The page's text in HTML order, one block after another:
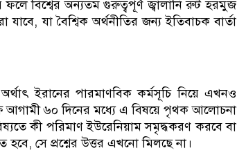
বিশ্বের অন্যতম গুরুত্বপূর্ণ জ্বালানি রুট হরমুজ
যাবে, যা বৈশ্বিক অর্থনীতির জন্য ইতিবাচক বার্তা
ইরানের পারমাণবিক কর্মসূচি নিয়ে এখনও
আগামী ৬০ দিনের মধ্যে এ বিষয়ে পৃথক আলোচনা
কী পরিমাণ ইউরেনিয়াম সমৃদ্ধকরণ করবে বা
সে প্রশ্নের উত্তর এখনো মিলছে না।